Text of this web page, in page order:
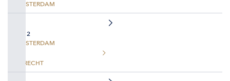
AMSTERDAM
TAG 2
AMSTERDAM
UTRECHT